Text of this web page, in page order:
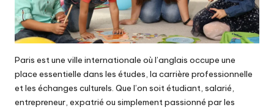
Paris est une ville internationale où l’anglais occupe une
place essentielle dans les études, la carrière professionnelle
et les échanges culturels. Que l’on soit étudiant, salarié,
entrepreneur, expatrié ou simplement passionné par les